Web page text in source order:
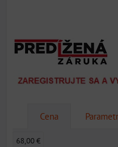
Cena
68,00 €